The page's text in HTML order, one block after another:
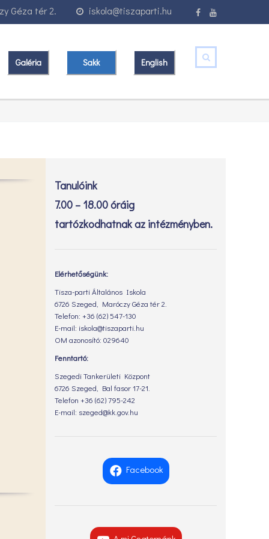
iskola@tiszaparti.hu
Géza tér 2.
Galéria Sakk English
Tanulóink
7.00 – 18.00 óráig
tartózkodhatnak az intézményben.
Elérhetőségünk:
Tisza-parti Általános Iskola
6726 Szeged, Maróczy Géza tér 2.
Telefon: +36 (62) 547-130
E-mail: iskola@tiszaparti.hu
OM azonosító: 029640
Fenntartó:
Szegedi Tankerületi Központ
6726 Szeged, Bal fasor 17-21.
Telefon +36 (62) 795-242
E-mail: szeged@kk.gov.hu
Facebook